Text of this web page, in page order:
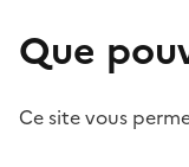
Que
Ce site vous